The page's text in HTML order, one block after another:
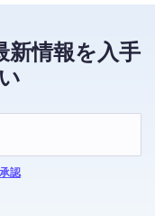
新情報を入手
認